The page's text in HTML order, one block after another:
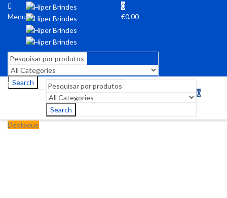
Menu
0
€0,00
Search
Search
0
Destaque